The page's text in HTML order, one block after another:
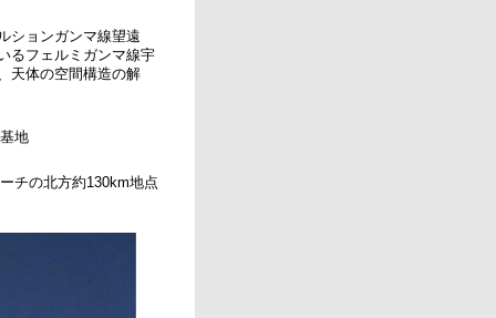
ションガンマ線望遠
るフェルミガンマ線宇
天体の空間構造の解
地
チの北方約130km地点